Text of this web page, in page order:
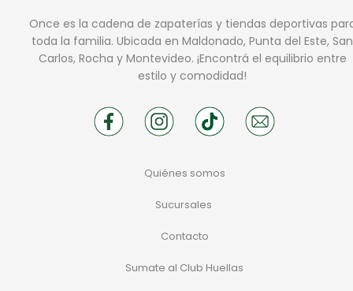
Once es la cadena de zapaterías y tiendas deportivas
toda la familia. Ubicada en Maldonado, Punta del Este, San
Carlos, Rocha y Montevideo. ¡Encontrá el equilibrio entre
estilo y comodidad!
Quiénes somos
Sucursales
Contacto
Sumate al Club Huellas